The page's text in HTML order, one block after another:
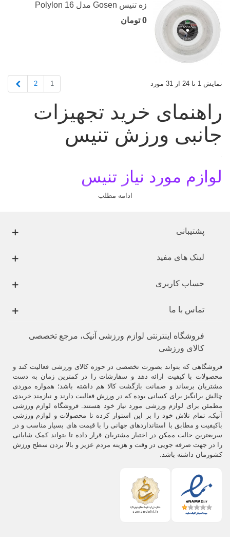
زه تنیس Gosen مدل Polylon 16
0 تومان
نمایش 1 تا 24 از 31 مورد 1
2
راهنمای خرید تجهیزات
جانبی ورزش تنیس
لوازم مورد نیاز تنيس
تنيس به شمار مي‌روند.
در ادامه پيشنهاداتي چند در مورد خريد، استفاده و مراقبت از اين لوازم آورده
شده است.
انواع راکت و زه تنیس
وقتي شما قصد
کيفيت راکتکنيد.
برچسب ها، کارت ها و آويزه‌ها، اطلاعات ارزشمندي را در زمينه سر راکت،
سايز، طول، کشش زه، نرمي آن و ساير ويژگي‌هاي مورد نياز فراهم مي‌کند.
ويلسون،پرنسوهدسل، 75 درصد از راکتهاي تنيسرا تشکيل مي‌‌دهند.
تقريبا در حدود 3 چهارم از راکت‌های تنيسپرس شده بوده و از آلومينيوم و يا
گرافيت سبک ساخته مي‌شوند.
اما براي افراد مبتدي راکتهايي معمولي تر وجود دارند که تنها براي شروع
تنيس مفيد هستند.
کنترل راکتهای سبک‌تر مشکل‌تر است.
بدون توجه به نرمي راکت کنترل توپ بيشتر منوط به مهارت بازيکن است تا
نوع راکت.
ادامه مطلب
پشتیبانی
لینک های مفید
حساب کاربری
تماس با ما
فروشگاه اینترنتی لوازم ورزشی آنیک، مرجع تخصصی
کالای ورزشی
فروشگاهی که بتواند بصورت تخصصی در حوزه کالای ورزشی فعالیت کند و
محصولات با کیفیت ارائه دهد و سفارشات را در کمترین زمان به دست
مشتریان برساند و ضمانت بازگشت کالا هم داشته باشد؛ همواره موردی
چالش برانگیز برای کسانی بوده که در ورزش فعالیت دارند و نیازمند خریدی
مطمئن برای لوازم ورزشی مورد نیاز خود هستند. فروشگاه لوازم ورزشی
آنیک، تمام تلاش خود را بر این استوار کرده تا محصولات و لوازم ورزشی
باکیفیت و مطابق با استانداردهای جهانی را با قیمت های بسیار مناسب و در
سریعترین حالت ممکن در اختیار مشتریان قرار داده تا بتواند کمک شایانی
را در جهت صرفه جویی در وقت و هزینه مردم عزیز و بالا بردن سطح ورزش
کشورمان داشته باشد.